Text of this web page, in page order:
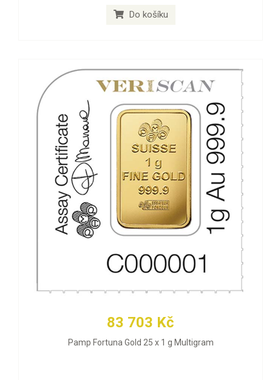
Do košíku
83 703 Kč
Pamp Fortuna Gold 25 x 1 g Multigram